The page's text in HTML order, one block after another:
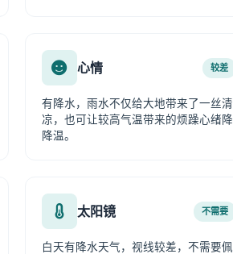
心情 较差
有降水，雨水不仅给大地带来了一丝清
凉，也可让较高气温带来的烦躁心绪降
降温。
太阳镜 不需要
白天有降水天气，视线较差，不需要佩